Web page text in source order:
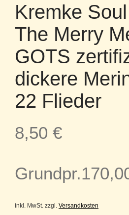
Kremke
The Merry
GOTS
dickere
22 Flieder
8,50 €
Grundpr.
inkl. MwSt. zzgl. Versandkosten